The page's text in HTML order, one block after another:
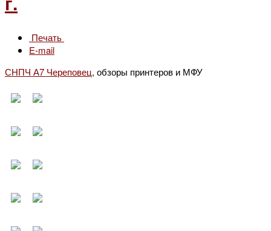
Печать
E-mail
СНПЧ А7 Череповец, обзоры принтеров и МФУ